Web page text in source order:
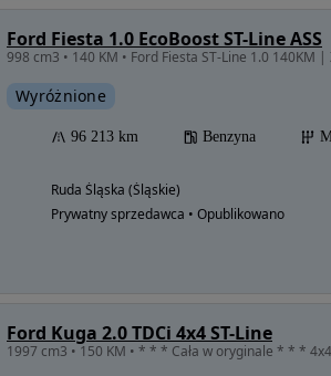
Ford Fiesta 1.0 EcoBoost ST-Line ASS
998 cm3 • 140 KM • Ford Fiesta ST-Line 1.0
Wyróżnione
96 213 km Benzyna
Ruda Śląska (Śląskie)
Prywatny sprzedawca • Opublikowano
Ford Kuga 2.0 TDCi 4x4 ST-Line
1997 cm3 • 150 KM • * * * Cała w oryginale * * *